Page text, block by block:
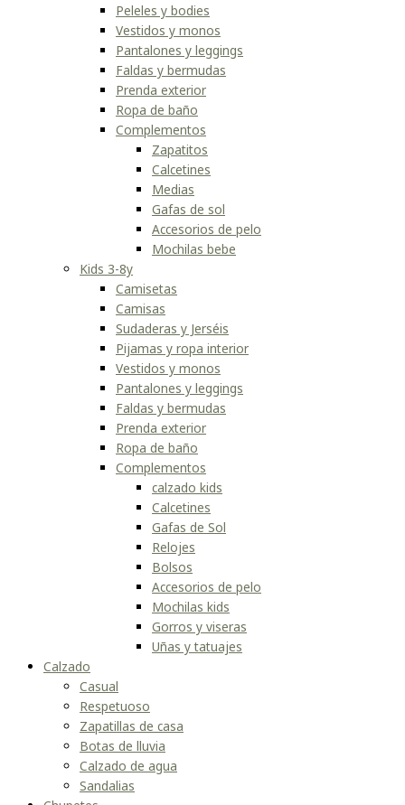
Peleles y bodies
Vestidos y monos
Pantalones y leggings
Faldas y bermudas
Prenda exterior
Ropa de baño
Complementos
Zapatitos
Calcetines
Medias
Gafas de sol
Accesorios de pelo
Mochilas bebe
Kids 3-8y
Camisetas
Camisas
Sudaderas y Jerséis
Pijamas y ropa interior
Vestidos y monos
Pantalones y leggings
Faldas y bermudas
Prenda exterior
Ropa de baño
Complementos
calzado kids
Calcetines
Gafas de Sol
Relojes
Bolsos
Accesorios de pelo
Mochilas kids
Gorros y viseras
Uñas y tatuajes
Calzado
Casual
Respetuoso
Zapatillas de casa
Botas de lluvia
Calzado de agua
Sandalias